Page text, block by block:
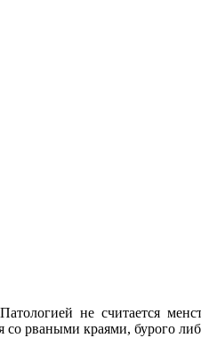
не считается
рваными краями, бурого